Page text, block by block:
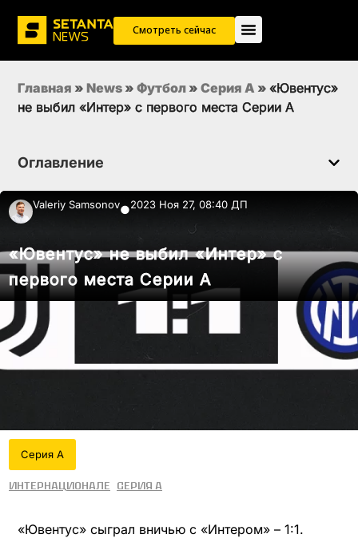
Смотреть сейчас
Главная » News » Футбол » Серия А » «Ювентус»
не выбил «Интер» с первого места Серии А
Оглавление
Valeriy Samsonov●2023 Ноя 27, 08:40 ДП
«Ювентус» не выбил «Интер» с
первого места Серии А
Серия А
Интернационале Серия А
«Ювентус» сыграл вничью с «Интером» – 1:1.